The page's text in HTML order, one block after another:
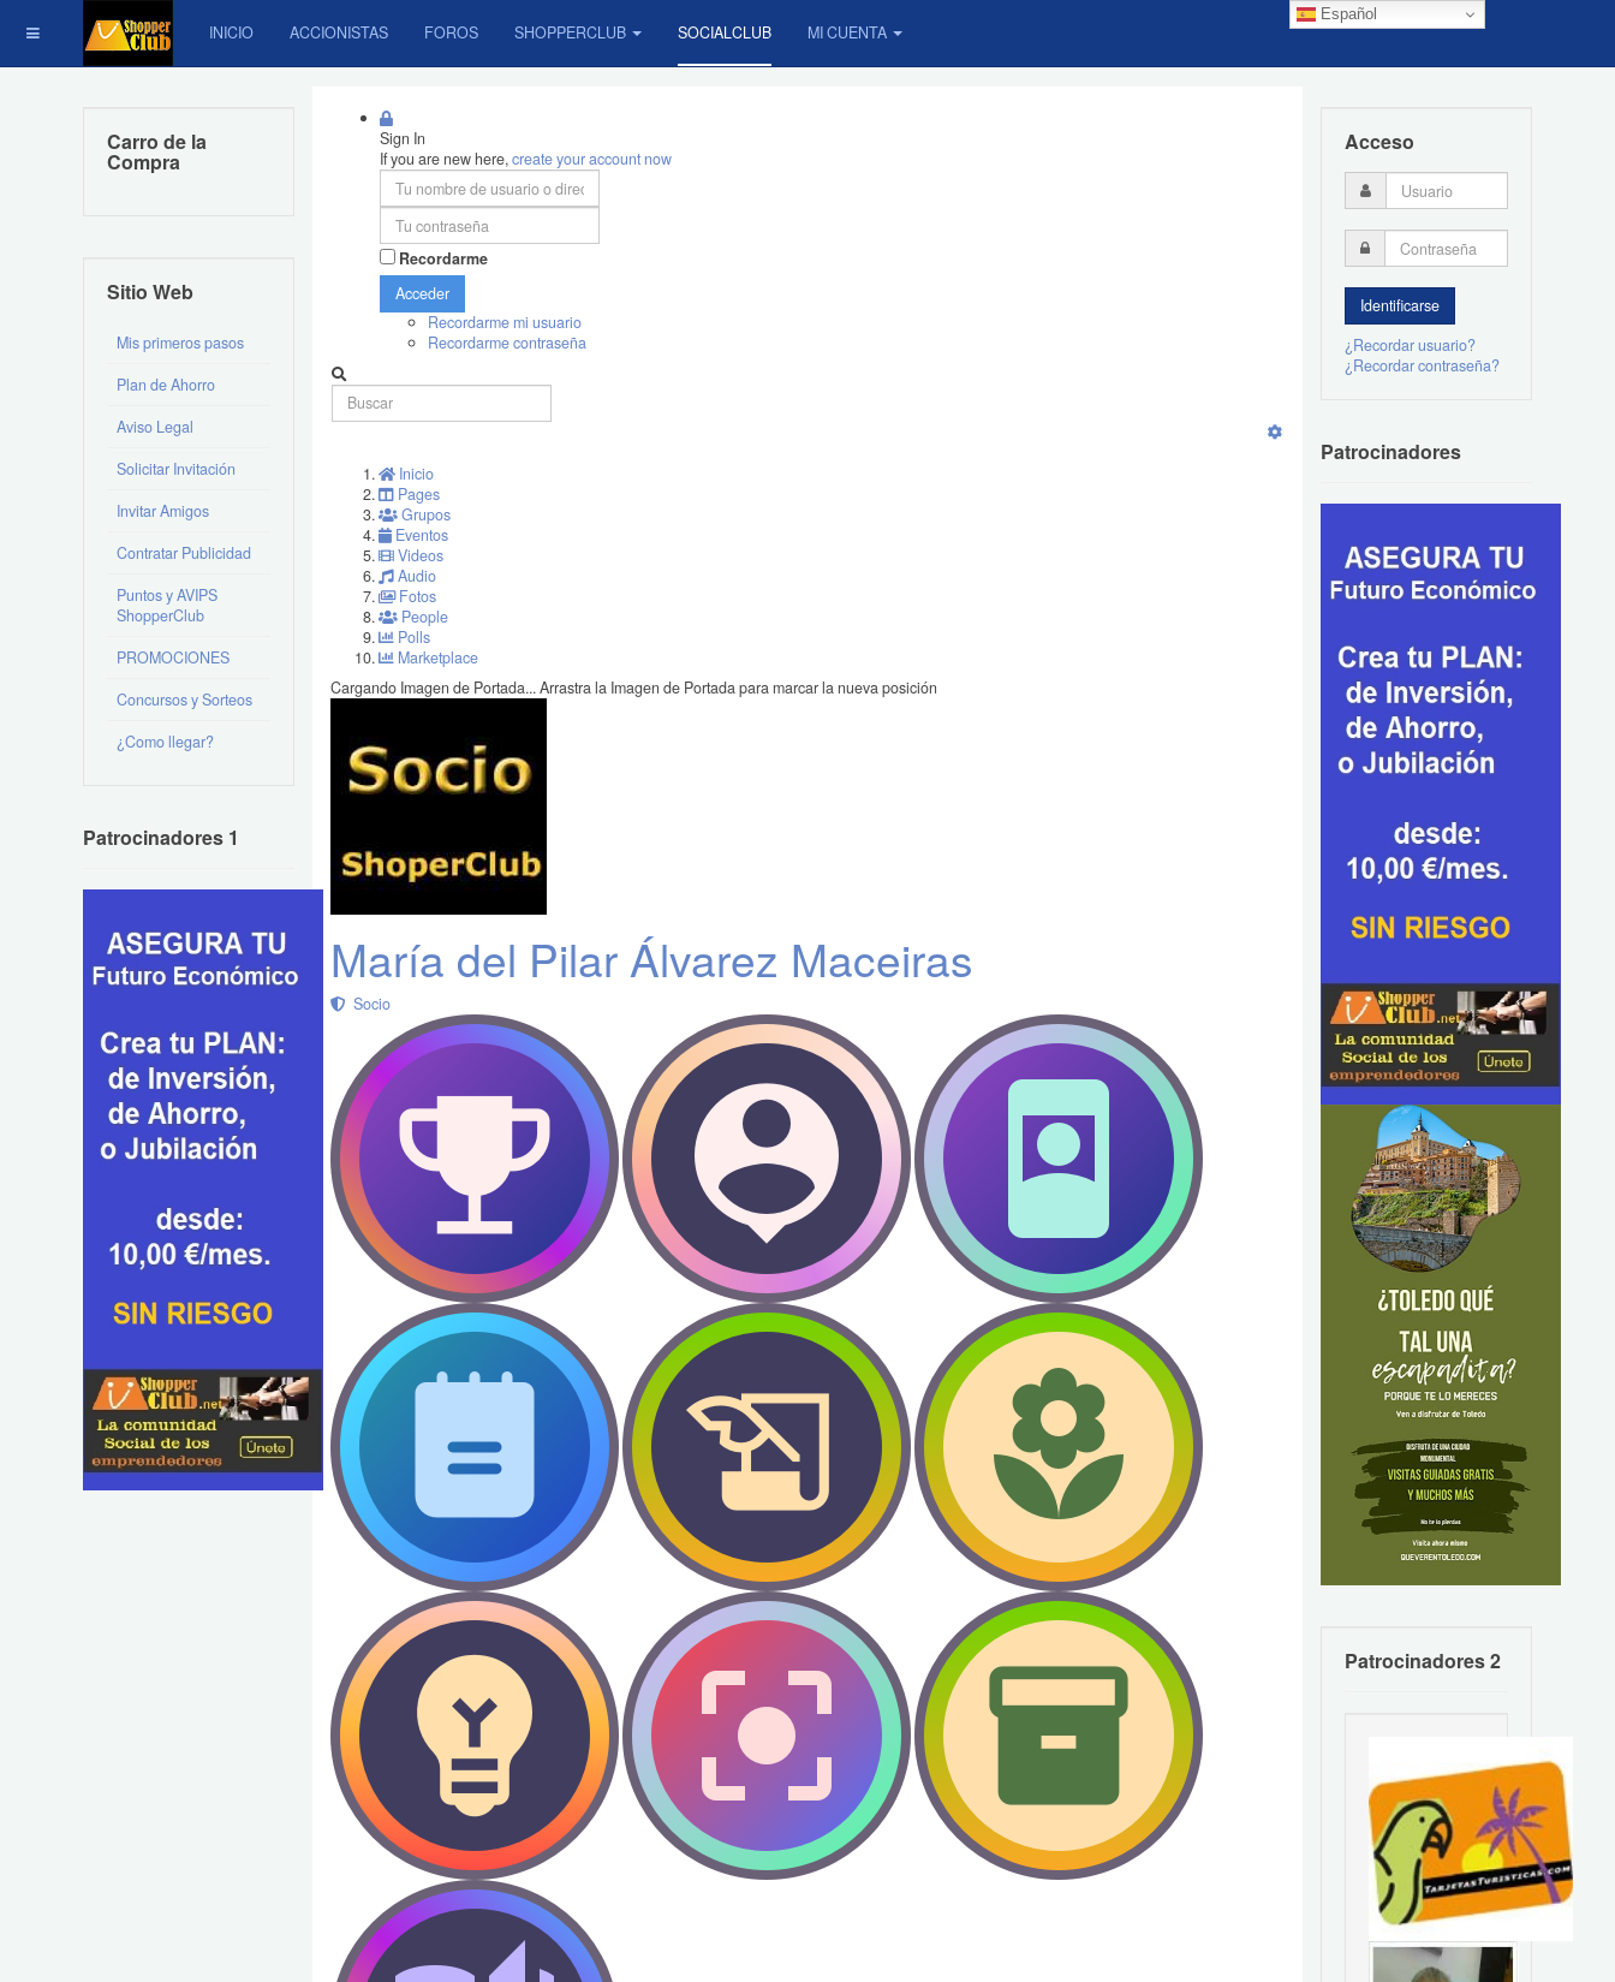
Español
INICIO ACCIONISTAS FOROS SHOPPERCLUB SOCIALCLUB MI CUENTA
Sign In
If you are new here,create your account now
Recordarme
Acceder
Recordarme mi usuario
Recordarme contraseña
Inicio
Pages
Grupos
Eventos
Videos
Audio
Fotos
People
Polls
Marketplace
Cargando Imagen de Portada...Arrastra la Imagen de Portada para marcar la nueva posición
María del Pilar Álvarez Maceiras
Socio
Carro de la
Compra
Sitio Web
Mis primeros pasos
Plan de Ahorro
Aviso Legal
Solicitar Invitación
Invitar Amigos
Contratar Publicidad
Puntos y AVIPS
ShopperClub
PROMOCIONES
Concursos y Sorteos
¿Como llegar?
Patrocinadores 1
Acceso
¿Recordar usuario?
¿Recordar contraseña?
Patrocinadores
Patrocinadores 2